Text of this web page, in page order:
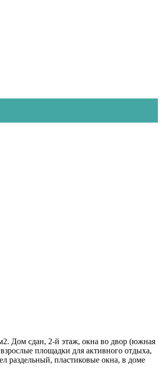
Дом сдан, 2-й этаж, окна во двор (южная
площадки для активного отдыха,
раздельный, пластиковые окна, в доме